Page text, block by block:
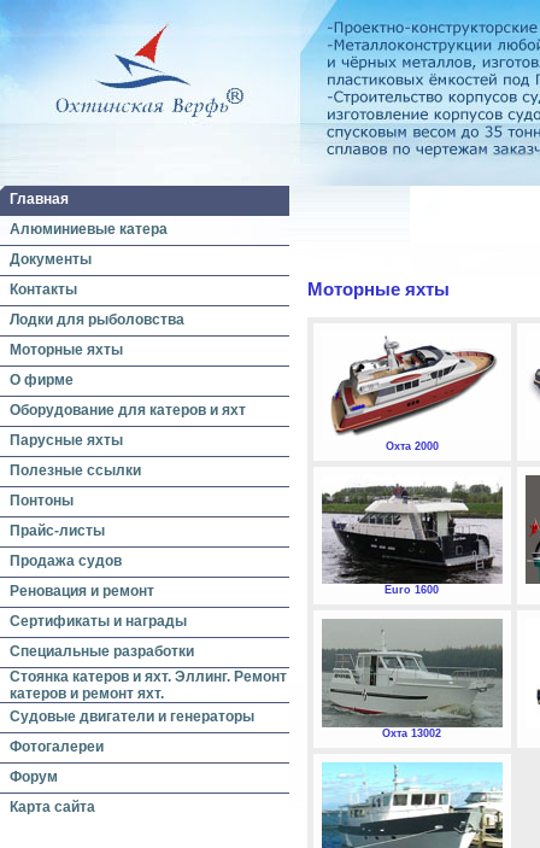
Главная
Алюминиевые катера
Документы
Контакты
Лодки для рыболовства
Моторные яхты
О фирме
Оборудование для катеров и яхт
Парусные яхты
Полезные ссылки
Понтоны
Прайс-листы
Продажа судов
Реновация и ремонт
Сертификаты и награды
Специальные разработки
Стоянка катеров и яхт. Эллинг. Ремонт
катеров и ремонт яхт.
Судовые двигатели и генераторы
Фотогалереи
Форум
Карта сайта
Моторные яхты
Охта 2000
Euro 1600
Охта 13002